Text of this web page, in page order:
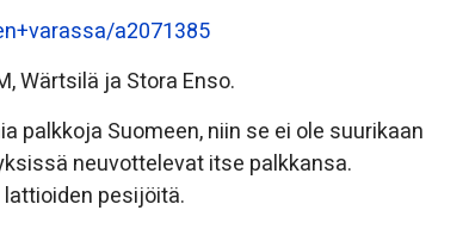
a2071385
Wärtsilä ja Stora Enso.
palkkoja Suomeen, niin se ei ole suurikaan
neuvottelevat itse palkkansa.
pesijöitä.